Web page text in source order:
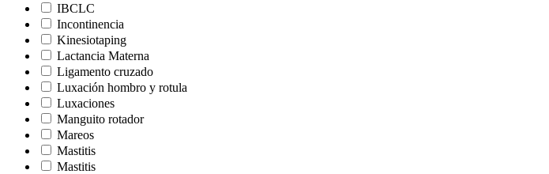
IBCLC
Incontinencia
Kinesiotaping
Lactancia Materna
Ligamento cruzado
Luxación hombro y rotula
Luxaciones
Manguito rotador
Mareos
Mastitis
Mastitis